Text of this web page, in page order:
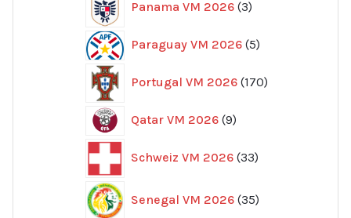
Panama VM 2026 3
produkter
Paraguay VM 2026 55
Portugal VM 2026 170
produkter
Qatar VM 2026 99
Schweiz VM 2026 33
produkter
Senegal VM 2026 35
produkter